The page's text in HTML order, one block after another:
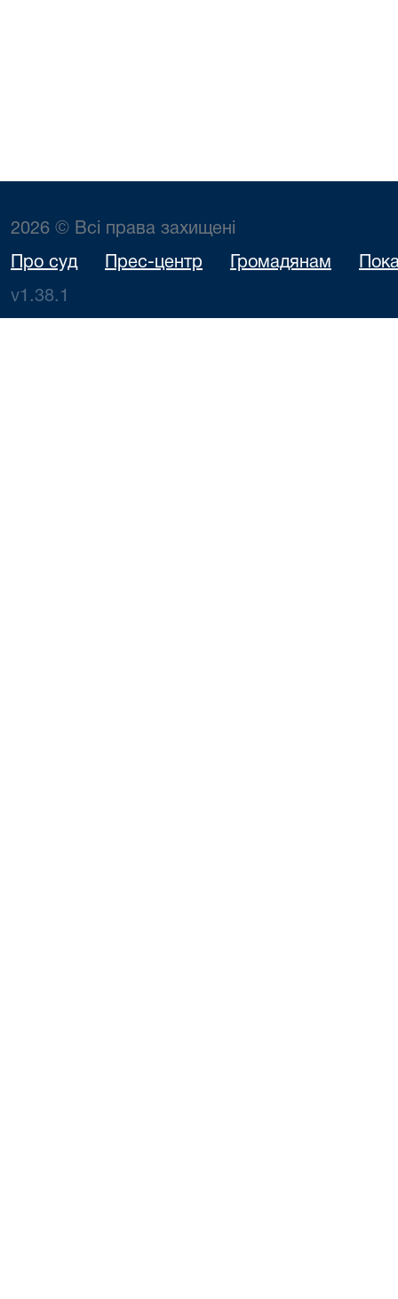
2026 © Всі права захищені
Про суд Прес-центр Громадянам
v1.38.1